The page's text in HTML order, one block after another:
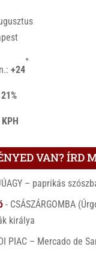
+24
°
21%
VAN? ÍRD
– paprikás
- CSÁSZÁRGOMBA
királya
PIAC – Mercado de